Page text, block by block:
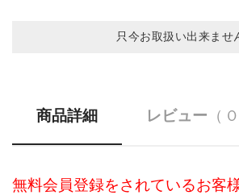
只今お取扱い出来ませ
商品詳細 レビュー （ 0
無料会員登録をされているお客